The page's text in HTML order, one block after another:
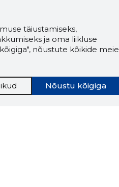
täiustamiseks,
ja oma liikluse
nõustute kõikide meie
Nõustu kõigiga